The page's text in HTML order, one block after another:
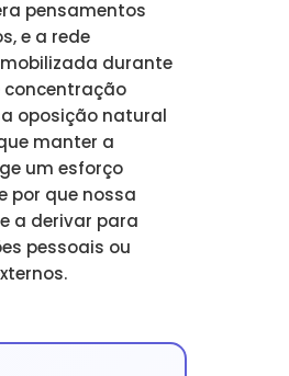
pensamentos
e a rede
durante
concentração
oposição natural
manter a
um esforço
por que nossa
a derivar para
pessoais ou